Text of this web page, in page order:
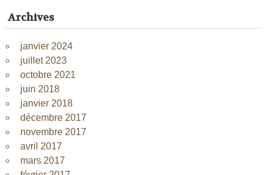
Archives
janvier 2024
juillet 2023
octobre 2021
juin 2018
janvier 2018
décembre 2017
novembre 2017
avril 2017
mars 2017